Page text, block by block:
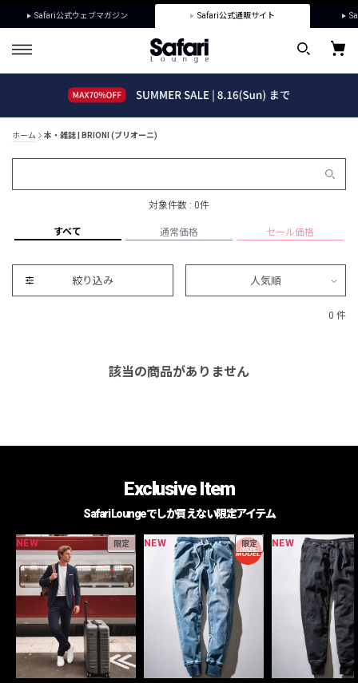
Safari公式ウェブマガジン Safari公式通販サイト
ホーム 本・雑誌 | BRIONI (ブリオーニ)
対象件数 : 0件
すべて 通常価格 セール価格
絞り込み 人気順
0 件
該当の商品がありません
Exclusive Item
Safari Loungeでしか買えない限定アイテム
NEW 限定 NEW 限定 NEW